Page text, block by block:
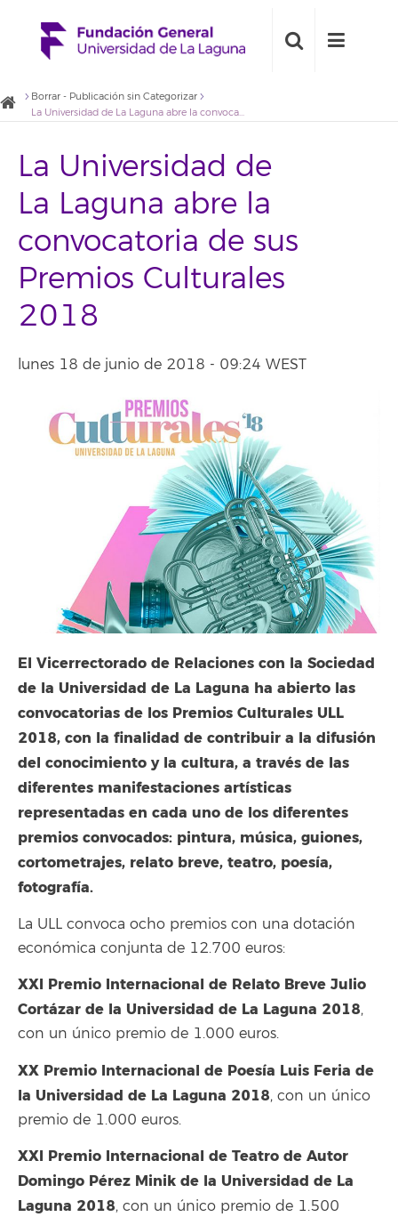
Borrar - Publicación sin Categorizar
La Universidad de La Laguna abre la convocatoria de sus Premios Culturales 2018
La Universidad de
La Laguna abre la
convocatoria de sus
Premios Culturales
2018
lunes 18 de junio de 2018 - 09:24 WEST
El Vicerrectorado de Relaciones con la Sociedad
de la Universidad de La Laguna ha abierto las
convocatorias de los Premios Culturales ULL
2018, con la finalidad de contribuir a la difusión
del conocimiento y la cultura, a través de las
diferentes manifestaciones artísticas
representadas en cada uno de los diferentes
premios convocados: pintura, música, guiones,
cortometrajes, relato breve, teatro, poesía,
fotografía.
La ULL convoca ocho premios con una dotación
económica conjunta de 12.700 euros:
XXI Premio Internacional de Relato Breve Julio
Cortázar de la Universidad de La Laguna 2018,
con un único premio de 1.000 euros.
XX Premio Internacional de Poesía Luis Feria de
la Universidad de La Laguna 2018, con un único
premio de 1.000 euros.
XXI Premio Internacional de Teatro de Autor
Domingo Pérez Minik de la Universidad de La
Laguna 2018, con un único premio de 1.500